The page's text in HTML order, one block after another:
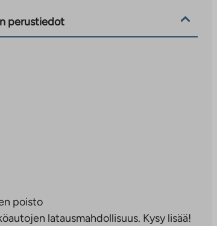
perustiedot
poisto
latausmahdollisuus. Kysy lisää!